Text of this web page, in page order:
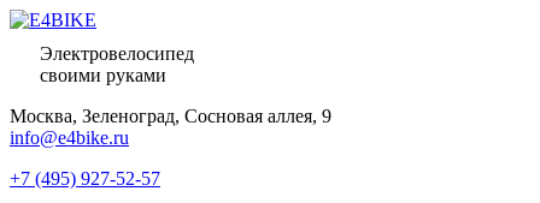
Электровелосипед
своими руками
Москва, Зеленоград, Сосновая аллея, 9
info@e4bike.ru
+7 (495) 927-52-57